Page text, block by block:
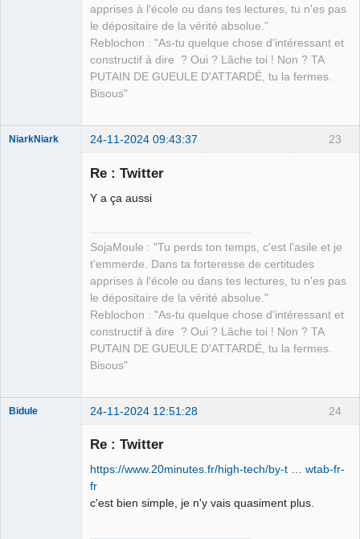
apprises à l'école ou dans tes lectures, tu n'es pas
le dépositaire de la vérité absolue."
Reblochon : "As-tu quelque chose d'intéressant et
constructif à dire ? Oui ? Lâche toi ! Non ? TA
PUTAIN DE GUEULE D'ATTARDÉ, tu la fermes.
Bisous"
23
NiarkNiark 24-11-2024 09:43:37
Re : Twitter
Y a ça aussi
SojaMoule : "Tu perds ton temps, c'est l'asile et je
t'emmerde. Dans ta forteresse de certitudes
apprises à l'école ou dans tes lectures, tu n'es pas
le dépositaire de la vérité absolue."
Reblochon : "As-tu quelque chose d'intéressant et
constructif à dire ? Oui ? Lâche toi ! Non ? TA
PUTAIN DE GUEULE D'ATTARDÉ, tu la fermes.
Bisous"
24
Bidule 24-11-2024 12:51:28
Re : Twitter
https://www.20minutes.fr/high-tech/by-t … wtab-fr-
fr
c'est bien simple, je n'y vais quasiment plus.